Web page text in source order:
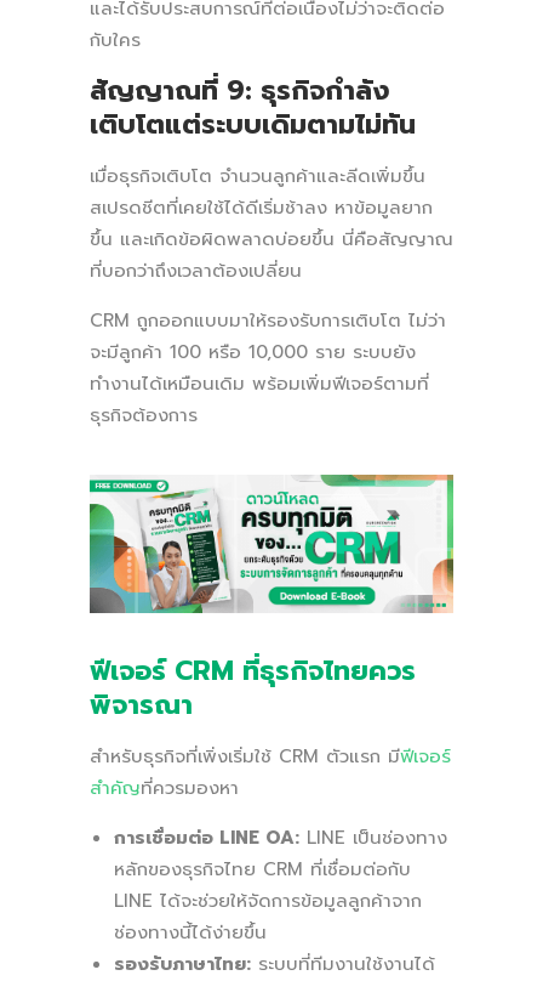
และได้รับประสบการณ์ที่ต่อเนื่องไม่ว่าจะติดต่อ
กับใคร
สัญญาณที่ 9: ธุรกิจกำลัง
เติบโตแต่ระบบเดิมตามไม่ทัน
เมื่อธุรกิจเติบโต จำนวนลูกค้าและลีดเพิ่มขึ้น
สเปรดชีตที่เคยใช้ได้ดีเริ่มช้าลง หาข้อมูลยาก
ขึ้น และเกิดข้อผิดพลาดบ่อยขึ้น นี่คือสัญญาณ
ที่บอกว่าถึงเวลาต้องเปลี่ยน
CRM ถูกออกแบบมาให้รองรับการเติบโต ไม่ว่า
จะมีลูกค้า 100 หรือ 10,000 ราย ระบบยัง
ทำงานได้เหมือนเดิม พร้อมเพิ่มฟีเจอร์ตามที่
ธุรกิจต้องการ
ฟีเจอร์ CRM ที่ธุรกิจไทยควร
พิจารณา
สำหรับธุรกิจที่เพิ่งเริ่มใช้ CRM ตัวแรก มีฟีเจอร์
สำคัญที่ควรมองหา
การเชื่อมต่อ LINE OA: LINE เป็นช่องทาง
หลักของธุรกิจไทย CRM ที่เชื่อมต่อกับ
LINE ได้จะช่วยให้จัดการข้อมูลลูกค้าจาก
ช่องทางนี้ได้ง่ายขึ้น
รองรับภาษาไทย: ระบบที่ทีมงานใช้งานได้